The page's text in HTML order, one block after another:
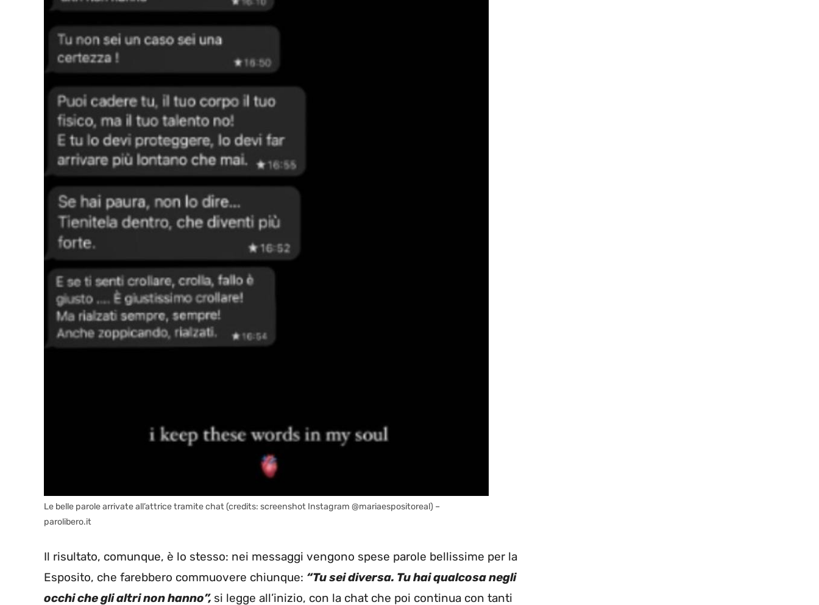
Le belle parole arrivate all’attrice tramite chat (credits: screenshot Instagram @mariaespositoreal) –
parolibero.it
Il risultato, comunque, è lo stesso: nei messaggi vengono spese parole bellissime per la
Esposito, che farebbero commuovere chiunque: “Tu sei diversa. Tu hai qualcosa negli
occhi che gli altri non hanno”, si legge all’inizio, con la chat che poi continua con tanti